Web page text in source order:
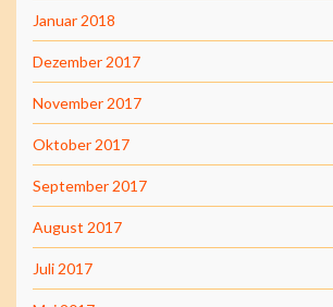
Januar 2018
Dezember 2017
November 2017
Oktober 2017
September 2017
August 2017
Juli 2017